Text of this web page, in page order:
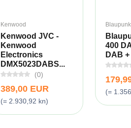
Kenwood
Kenwood JVC -
Kenwood
Electronics
DMX5023DABS...
(0)
389,00 EUR
(= 2.930,92 kn)
400
DAB
(=